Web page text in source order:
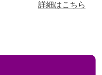
詳細はこちら